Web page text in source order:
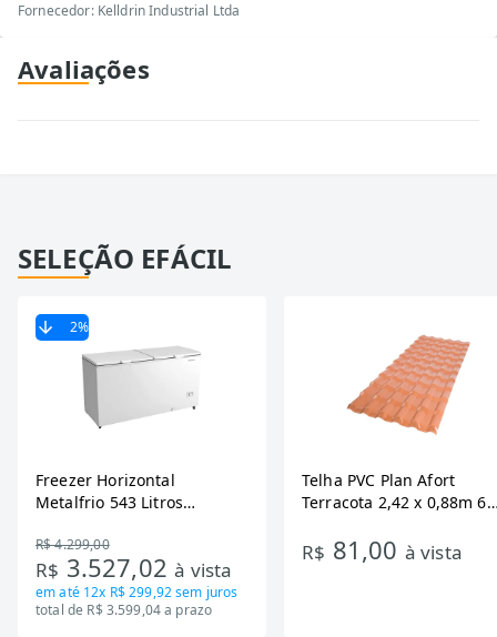
Fornecedor: Kelldrin Industrial Ltda
Avaliações
SELEÇÃO EFÁCIL
2%
Freezer Horizontal
Metalfrio 543 Litros
Tecnologia Inverter, Branco,
Bivolt
R$ 4.299,00
R$ 3.527,02à vista
em até 12x R$ 299,92sem juros
total de R$ 3.599,04 a prazo
Telha PVC Plan Afort
Terracota 2,42 x 0,88m 6
R$ 81,00 à vista